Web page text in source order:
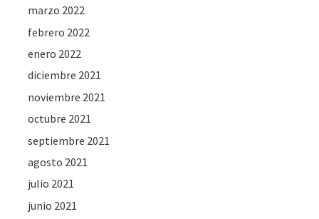
marzo 2022
febrero 2022
enero 2022
diciembre 2021
noviembre 2021
octubre 2021
septiembre 2021
agosto 2021
julio 2021
junio 2021